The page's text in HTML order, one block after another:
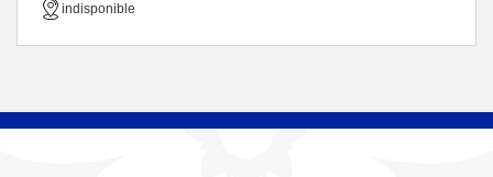
indisponible